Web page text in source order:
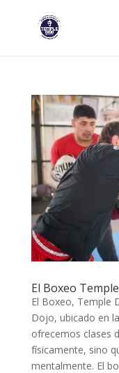
El Boxeo
El Boxeo, Temple
Dojo, ubicado en
ofrecemos clases
físicamente, sino
mentalmente. El